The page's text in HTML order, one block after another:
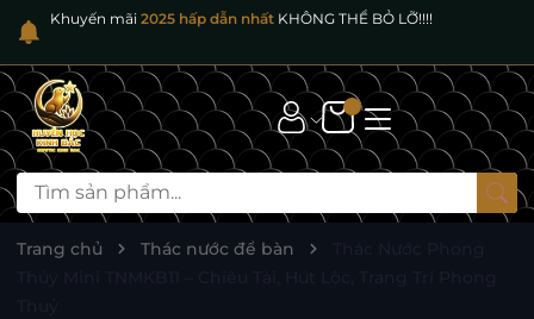
Khuyến mãi 2025 hấp dẫn nhất KHÔNG THỂ BỎ LỠ!!!!
Trang chủ Thác nước để bàn